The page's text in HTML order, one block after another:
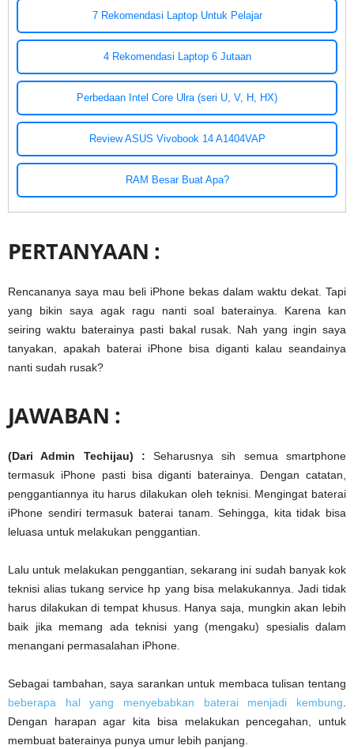
7 Rekomendasi Laptop Untuk Pelajar
4 Rekomendasi Laptop 6 Jutaan
Perbedaan Intel Core Ulra (seri U, V, H, HX)
Review ASUS Vivobook 14 A1404VAP
RAM Besar Buat Apa?
PERTANYAAN :
Rencananya saya mau beli iPhone bekas dalam waktu dekat. Tapi
yang bikin saya agak ragu nanti soal baterainya. Karena kan
seiring waktu baterainya pasti bakal rusak. Nah yang ingin saya
tanyakan, apakah baterai iPhone bisa diganti kalau seandainya
nanti sudah rusak?
JAWABAN :
(Dari Admin Techijau) : Seharusnya sih semua smartphone
termasuk iPhone pasti bisa diganti baterainya. Dengan catatan,
penggantiannya itu harus dilakukan oleh teknisi. Mengingat baterai
iPhone sendiri termasuk baterai tanam. Sehingga, kita tidak bisa
leluasa untuk melakukan penggantian.
Lalu untuk melakukan penggantian, sekarang ini sudah banyak kok
teknisi alias tukang service hp yang bisa melakukannya. Jadi tidak
harus dilakukan di tempat khusus. Hanya saja, mungkin akan lebih
baik jika memang ada teknisi yang (mengaku) spesialis dalam
menangani permasalahan iPhone.
Sebagai tambahan, saya sarankan untuk membaca tulisan tentang
beberapa hal yang menyebabkan baterai menjadi kembung
Dengan harapan agar kita bisa melakukan pencegahan, untuk
membuat baterainya punya umur lebih panjang.